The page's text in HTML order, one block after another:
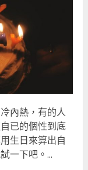
內熱，有的人
已的個性到底
生日來算出自
一下吧。...